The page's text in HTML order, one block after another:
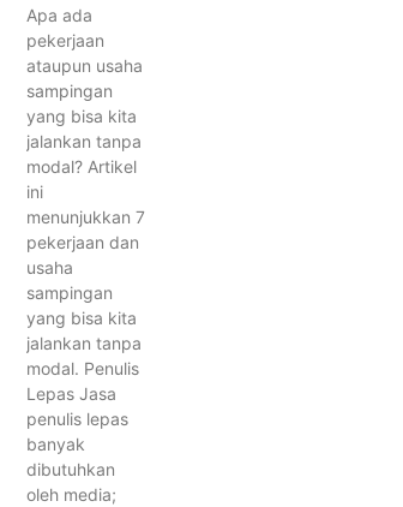
Apa ada
pekerjaan
ataupun usaha
sampingan
yang bisa kita
jalankan tanpa
modal? Artikel
ini
menunjukkan 7
pekerjaan dan
usaha
sampingan
yang bisa kita
jalankan tanpa
modal. Penulis
Lepas Jasa
penulis lepas
banyak
dibutuhkan
oleh media;